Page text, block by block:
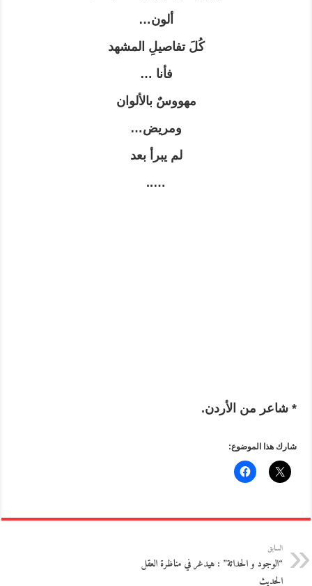
ألون…
كُلَ تفاصيلِ المشهد
فأنا …
مهووسٌ بالألوان
ومريض…
لم يبرأ بعد
…..
* شاعر من الأردن.
شارك هذا الموضوع:
السابق
“الوجود و الحداثة” : هيدغر في مناظرة العقل
الحديث